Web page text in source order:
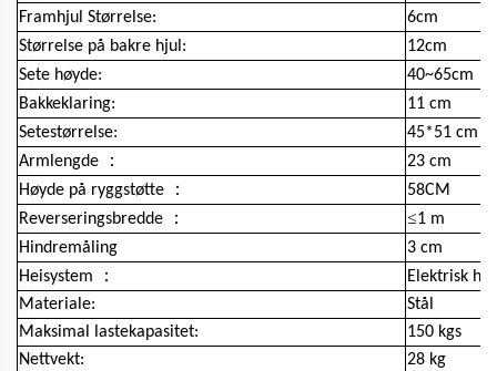
Framhjul Størrelse:
6cm
Størrelse på bakre hjul:
12cm
Sete høyde:
40~65cm
Bakkeklaring:
11 cm
Setestørrelse:
45*51 cm
Armlengde
：
23 cm
Høyde på ryggstøtte
：
58CM
Reverseringsbredde
： ≤1 m
Hindremåling
3 cm
Heisystem
：
Elektrisk
Materiale:
Stål
Maksimal lastekapasitet:
150 kgs
Nettvekt:
28 kg